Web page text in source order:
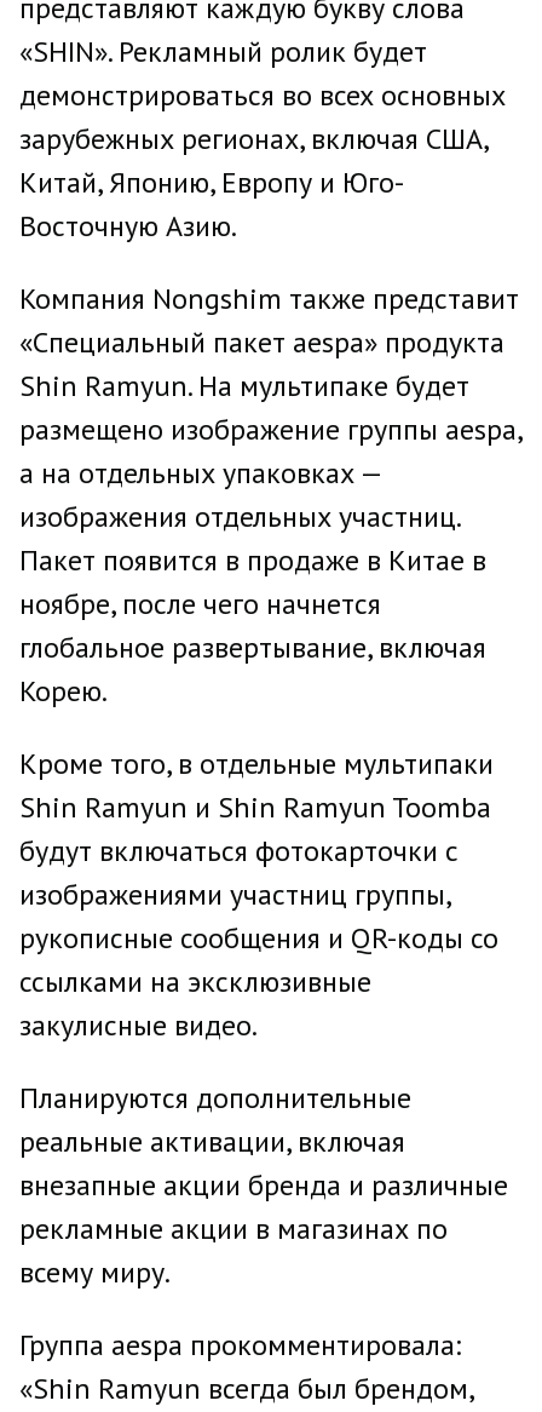
представляют каждую букву слова
«SHIN». Рекламный ролик будет
демонстрироваться во всех основных
зарубежных регионах, включая США,
Китай, Японию, Европу и Юго-
Восточную Азию.
Компания Nongshim также представит
«Специальный пакет aespa» продукта
Shin Ramyun. На мультипаке будет
размещено изображение группы aespa,
а на отдельных упаковках —
изображения отдельных участниц.
Пакет появится в продаже в Китае в
ноябре, после чего начнется
глобальное развертывание, включая
Корею.
Кроме того, в отдельные мультипаки
Shin Ramyun и Shin Ramyun Toomba
будут включаться фотокарточки с
изображениями участниц группы,
рукописные сообщения и QR-коды со
ссылками на эксклюзивные
закулисные видео.
Планируются дополнительные
реальные активации, включая
внезапные акции бренда и различные
рекламные акции в магазинах по
всему миру.
Группа aespa прокомментировала:
«Shin Ramyun всегда был брендом,